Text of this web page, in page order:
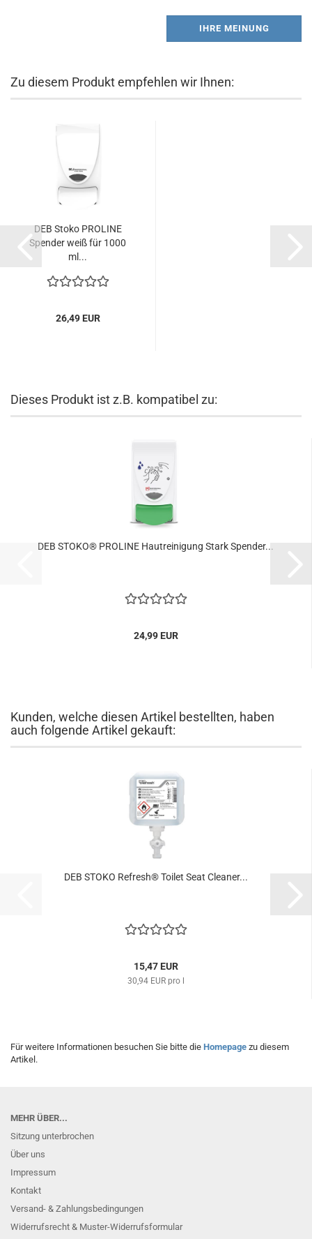
IHRE MEINUNG
Zu diesem Produkt empfehlen wir Ihnen:
DEB Stoko PROLINE
Spender weiß für 1000
ml...
26,49 EUR
Dieses Produkt ist z.B. kompatibel zu:
DEB STOKO® PROLINE Hautreinigung Stark Spender...
24,99 EUR
Kunden, welche diesen Artikel bestellten, haben
auch folgende Artikel gekauft:
DEB STOKO Refresh® Toilet Seat Cleaner...
15,47 EUR
30,94 EUR pro l
Für weitere Informationen besuchen Sie bitte die Homepage zu diesem
Artikel.
MEHR ÜBER...
Sitzung unterbrochen
Über uns
Impressum
Kontakt
Versand- & Zahlungsbedingungen
Widerrufsrecht & Muster-Widerrufsformular